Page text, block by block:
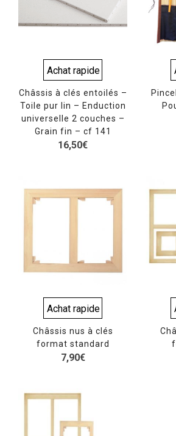
Achat rapide
Châssis à clés entoilés –
Toile pur lin – Enduction
universelle 2 couches –
Grain fin – cf 141
16,50€
Achat rapide
Châssis nus à clés
format standard
7,90€